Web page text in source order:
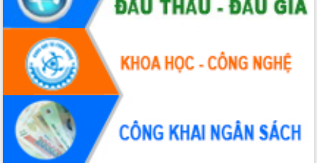
Xây dựng nông thôn mới: Nâng cao đời
sống người dân từ những mô hình thiết
thực
Quyết liệt tháo gỡ vướng mắc, đẩy
nhanh tiến độ các dự án trọng điểm
trong Khu kinh tế Nam Phú Yên
Hòn Yến phát triển du lịch gắn với bảo
tồn biển
Lấy ý kiến điều chỉnh Quy hoạch tỉnh
Đắk Lắk thời kỳ 2021-2030, tầm nhìn
đến năm 2050